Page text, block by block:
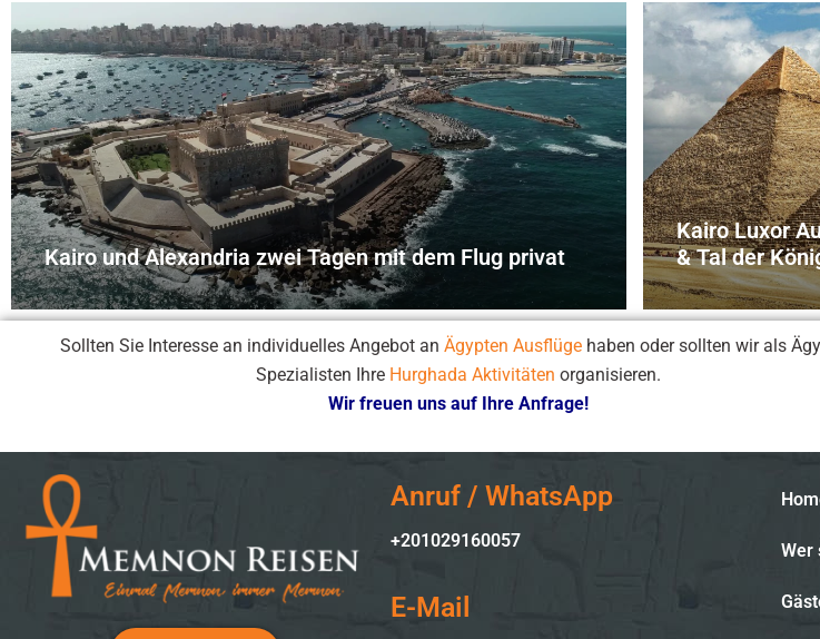
Kairo und Alexandria zwei Tagen mit dem Flug privat
Kairo Luxor
& Tal der
Sollten Sie Interesse an individuelles Angebot anÄgypten Ausflüge haben oder sollten wir als
Spezialisten Ihre Hurghada Aktivitäten organisieren.
Wir freuen uns auf Ihre Anfrage!
Anruf / WhatsApp
+201029160057
E-Mail
Wer